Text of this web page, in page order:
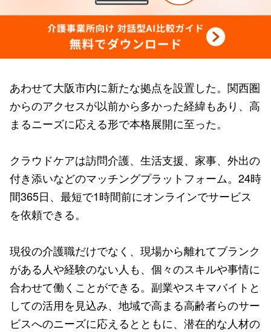
あわせて大阪市内に新たな拠点を設置した。関西圏
からのアクセスが以前から多かった経緯もあり、高
まるニーズに応える形で本格展開に至った。
クラウドケアは訪問介護、生活支援、家事、外出の
付き添いなどのマッチングプラットフォーム。24時
間365日、最短で1時間前にオンラインでサービス
を依頼できる。
現役の介護職だけでなく、現場から離れてブランク
がある人や経験のない人も、個々のスキルや事情に
合わせて働くことができる。副業やスキマバイトと
しての活用を見込み、地域で高まる高齢者らのサー
ビスへのニーズに応えるとともに、潜在的な人材の